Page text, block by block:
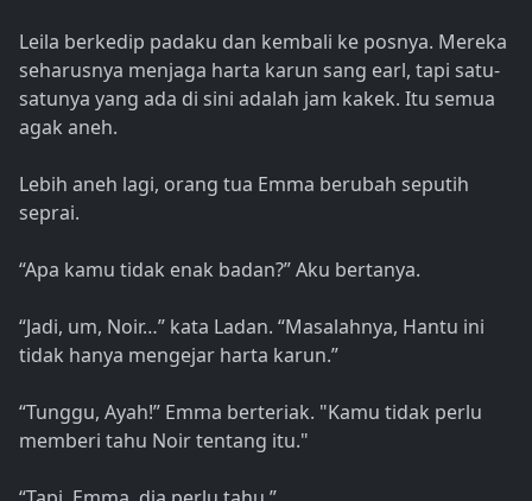
Leila berkedip padaku dan kembali ke posnya. Mereka
seharusnya menjaga harta karun sang earl, tapi satu-
satunya yang ada di sini adalah jam kakek. Itu semua
agak aneh.
Lebih aneh lagi, orang tua Emma berubah seputih
seprai.
“Apa kamu tidak enak badan?” Aku bertanya.
“Jadi, um, Noir…” kata Ladan. “Masalahnya, Hantu ini
tidak hanya mengejar harta karun.”
“Tunggu, Ayah!” Emma berteriak. "Kamu tidak perlu
memberi tahu Noir tentang itu."